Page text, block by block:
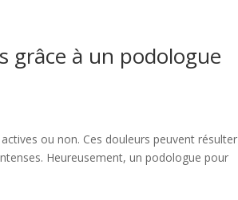
grâce à un podologue
ou non. Ces douleurs peuvent résulter
Heureusement, un podologue pour